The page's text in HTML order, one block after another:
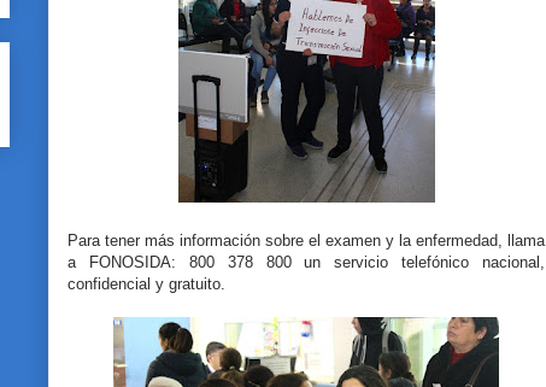
Para tener más información sobre el examen y la enfermedad, llama
a FONOSIDA: 800 378 800 un servicio telefónico nacional,
confidencial y gratuito.